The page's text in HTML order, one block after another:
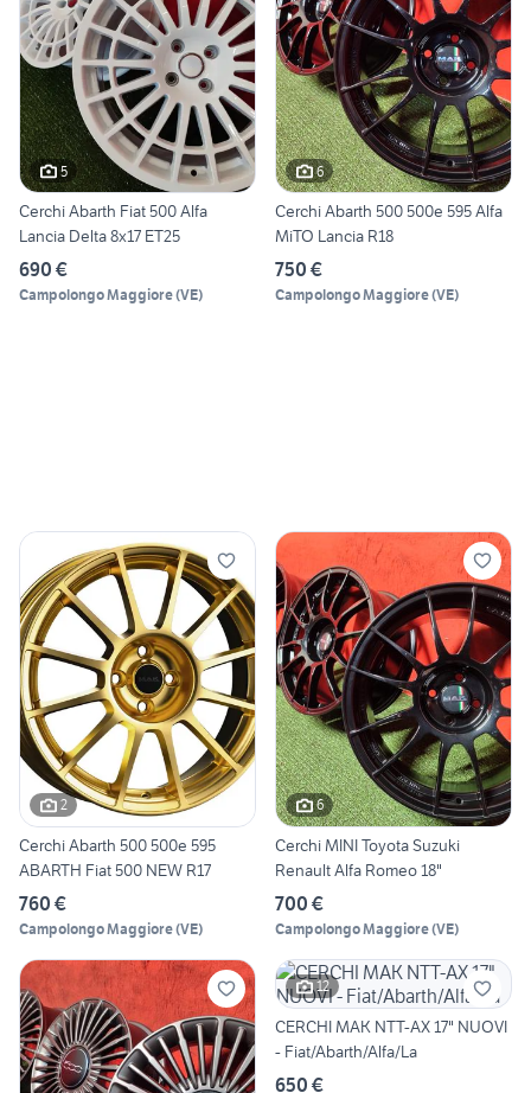
5
Cerchi Abarth Fiat 500 Alfa
Lancia Delta 8x17 ET25
690 €
Campolongo Maggiore(VE)
6
Cerchi Abarth 500 500e 595 Alfa
MiTO Lancia R18
750 €
Campolongo Maggiore(VE)
2
Cerchi Abarth 500 500e 595
ABARTH Fiat 500 NEW R17
760 €
Campolongo Maggiore(VE)
6
Cerchi MINI Toyota Suzuki
Renault Alfa Romeo 18"
700 €
Campolongo Maggiore(VE)
12
CERCHI MAK NTT-AX 17" NUOVI
- Fiat/Abarth/Alfa/La
650 €